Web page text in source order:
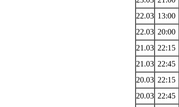
22.03 13:00
22.03 20:00
21.03 22:15
21.03 22:45
20.03 22:15
20.03 22:45